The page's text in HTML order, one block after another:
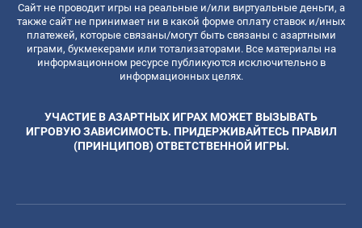
Сайт не проводит игры на реальные и/или виртуальные деньги, а
также сайт не принимает ни в какой форме оплату ставок и/иных
платежей, которые связаны/могут быть связаны с азартными
играми, букмекерами или тотализаторами. Все материалы на
информационном ресурсе публикуются исключительно в
информационных целях.
УЧАСТИЕ В АЗАРТНЫХ ИГРАХ МОЖЕТ ВЫЗЫВАТЬ
ИГРОВУЮ ЗАВИСИМОСТЬ. ПРИДЕРЖИВАЙТЕСЬ ПРАВИЛ
(ПРИНЦИПОВ) ОТВЕТСТВЕННОЙ ИГРЫ.